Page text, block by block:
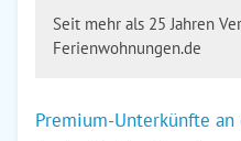
Seit mehr als 25 Jahren
Ferienwohnungen.de
Premium-Unterkünfte an